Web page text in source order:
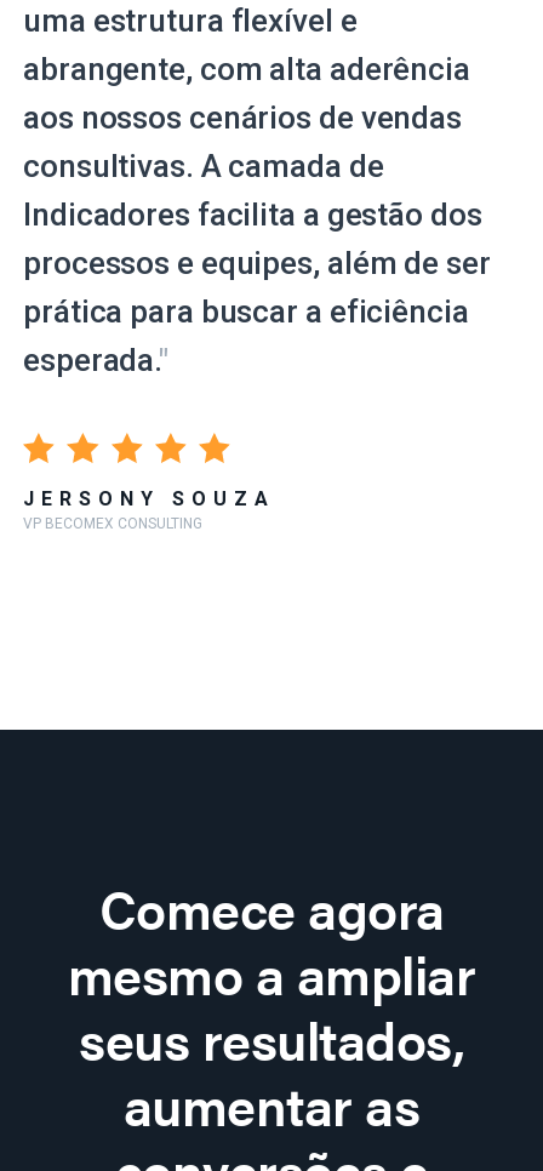
uma estrutura flexível e
abrangente, com alta aderência
aos nossos cenários de vendas
consultivas. A camada de
Indicadores facilita a gestão dos
processos e equipes, além de ser
prática para buscar a eficiência
esperada."
JERSONY SOUZA
VP BECOMEX CONSULTING
Comece agora
mesmo a ampliar
seus resultados,
aumentar as